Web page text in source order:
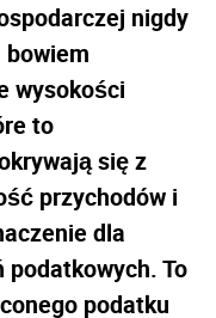
nigdy
bowiem
wysokości
to
się z
przychodów i
dla
To
podatku